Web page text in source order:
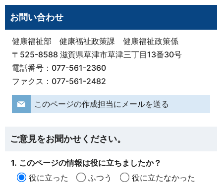
お問い合わせ
健康福祉部 健康福祉政策課 健康福祉政策係
〒525-8588 滋賀県草津市草津三丁目13番30号
電話番号：077-561-2360
ファクス：077-561-2482
このページの作成担当にメールを送る
ご意見をお聞かせください。
1. このページの情報は役に立ちましたか？
役に立った
ふつう
役に立たなかった